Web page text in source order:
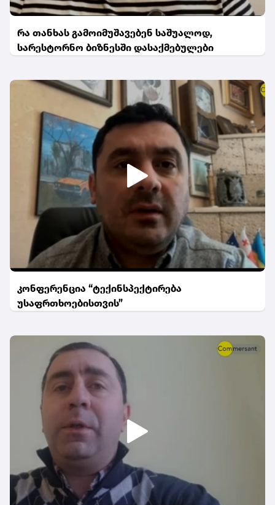
რა თანხას გამოიმუშავებენ საშუალოდ,
სარესტორნო ბიზნესში დასაქმებულები
კონფერენცია “ტექინსპექტირება
უსაფრთხოებისთვის”